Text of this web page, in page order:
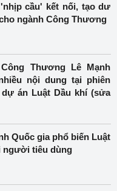
cầu' kết nối, tạo dư
ngành Công Thương
Thương Lê Mạnh
nội dung tại phiên
án Luật Dầu khí (sửa
Quốc gia phổ biến Luật
người tiêu dùng